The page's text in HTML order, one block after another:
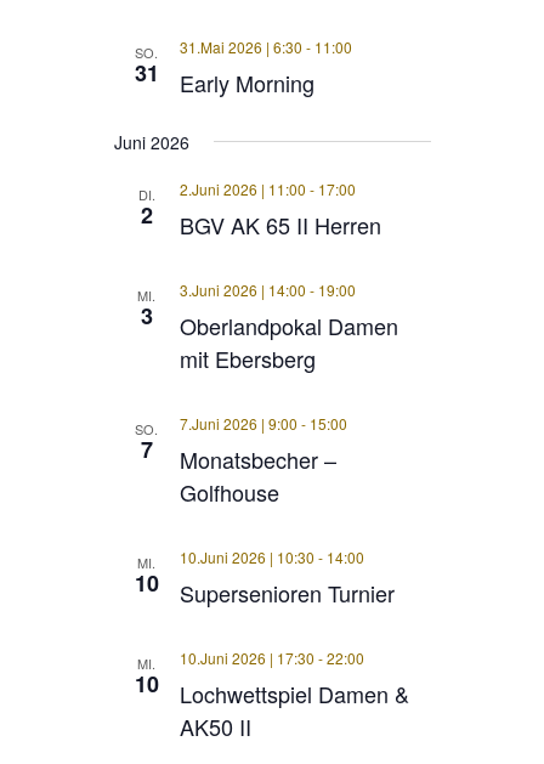
SO.
31 Early Morning
31.Mai 2026 | 6:30 - 11:00
Juni 2026
DI.
2 BGV AK 65 II Herren
2.Juni 2026 | 11:00 - 17:00
MI.
3
Oberlandpokal Damen
mit Ebersberg
3.Juni 2026 | 14:00 - 19:00
SO.
7
Monatsbecher –
Golfhouse
7.Juni 2026 | 9:00 - 15:00
MI.
10 Supersenioren Turnier
10.Juni 2026 | 10:30 - 14:00
MI.
10
Lochwettspiel Damen &
AK50 II
10.Juni 2026 | 17:30 -22:00